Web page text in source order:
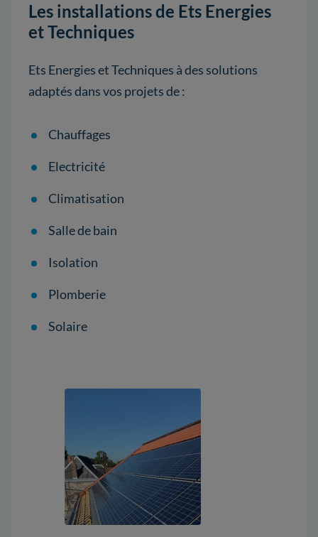
Les installations de Ets Energies
et Techniques
Ets Energies et Techniques à des solutions
adaptés dans vos projets de :
Chauffages
Electricité
Climatisation
Salle de bain
Isolation
Plomberie
Solaire